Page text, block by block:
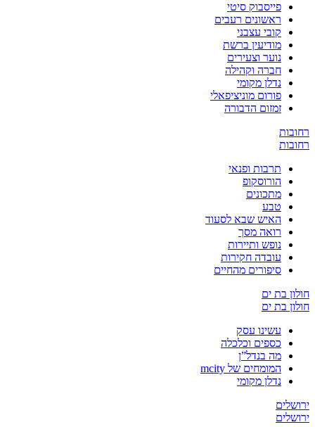
פייסבוק סיטי
ראשונים רעבים
קובי עצבני
מודיעין ברשת
נוער וצעירים
חברה וקהילה
נדלן מקומי
פורום מוניציפאלי
זמזום הדבורה
תרבות ופנאי
הורוסקופ
מתכונים
טבע
האיש שבא לסעוד
רואה מסך
נופש ותיירות
עובדה חקירות
סיפורים מהחיים
בת ים
בת ים
עשינו עסק
כספים וכלכלה
מה בנדל”ן
המומחים של mcity
נדלן מקומי